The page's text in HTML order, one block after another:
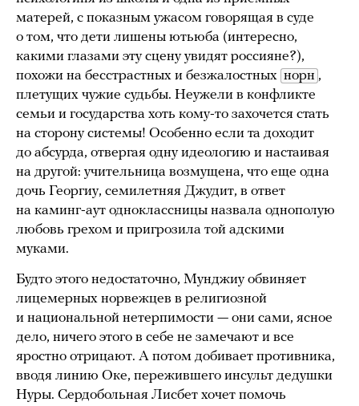
матерей, с показным ужасом говорящая в суде
о том, что дети лишены ютьюба (интересно,
какими глазами эту сцену увидят россияне?),
похожи на бесстрастных и безжалостных норн ,
плетущих чужие судьбы. Неужели в конфликте
семьи и государства хоть кому-то захочется стать
на сторону системы! Особенно если та доходит
до абсурда, отвергая одну идеологию и настаивая
на другой: учительница возмущена, что еще одна
дочь Георгиу, семилетняя Джудит, в ответ
на каминг-аут одноклассницы назвала однополую
любовь грехом и пригрозила той адскими
муками.
Будто этого недостаточно, Мунджиу обвиняет
лицемерных норвежцев в религиозной
и национальной нетерпимости — они сами, ясное
дело, ничего этого в себе не замечают и все
яростно отрицают. А потом добивает противника,
вводя линию Оке, пережившего инсульт дедушки
Нуры. Сердобольная Лисбет хочет помочь